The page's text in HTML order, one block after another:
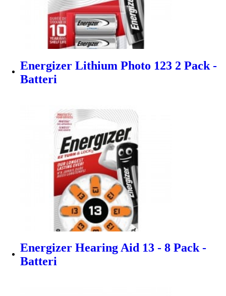
Energizer Lithium Photo 123 2 Pack -
Batteri
Energizer Hearing Aid 13 - 8 Pack -
Batteri